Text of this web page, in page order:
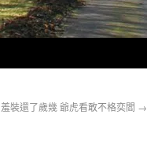
羞裝還了歲幾 爺虎看敢不格奕閻 →